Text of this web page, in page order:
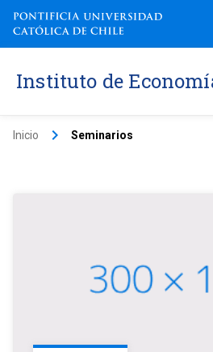
Instituto de
Inicio keyboard_arrow_right Seminarios